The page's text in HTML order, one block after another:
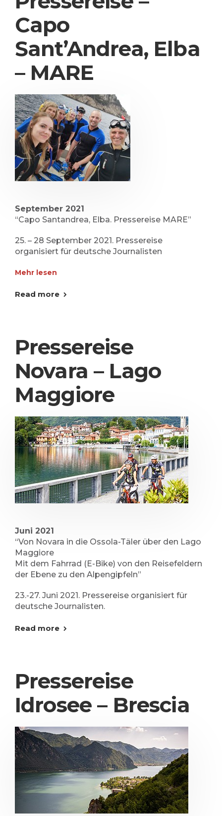
Capo
Sant’Andrea, Elba
– MARE
September 2021
“Capo Santandrea, Elba. Pressereise MARE”
25. – 28 September 2021. Pressereise
organisiert für deutsche Journalisten
Mehr lesen
Read more
Pressereise
Novara – Lago
Maggiore
Juni 2021
“Von Novara in die Ossola-Täler über den Lago
Maggiore
Mit dem Fahrrad (E-Bike) von den Reisefeldern
der Ebene zu den Alpengipfeln”
23.-27. Juni 2021. Pressereise organisiert für
deutsche Journalisten.
Read more
Pressereise
Idrosee – Brescia